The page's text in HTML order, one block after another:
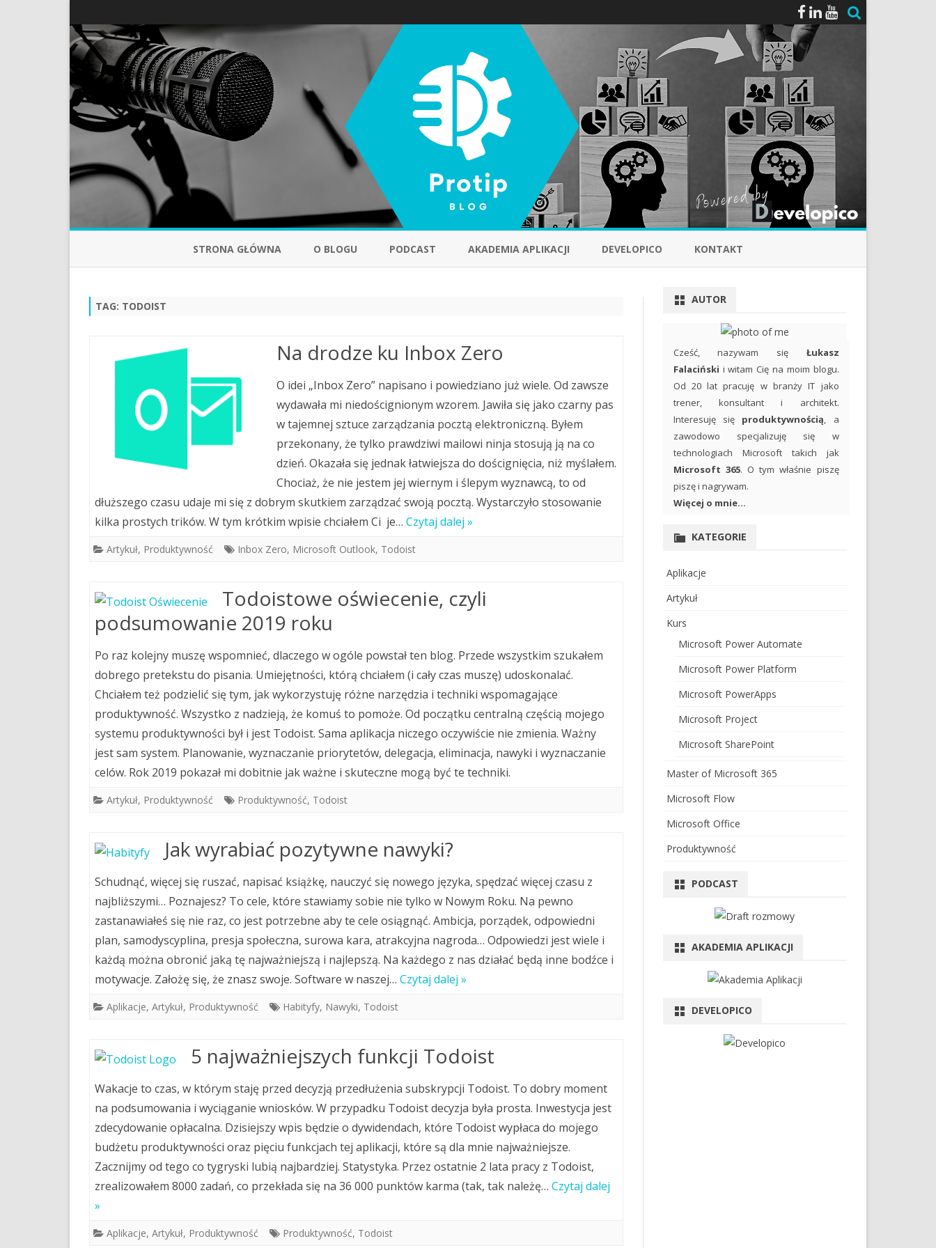
to
STRONA GŁÓWNA O BLOGU PODCAST AKADEMIA APLIKACJI DEVELOPICO KONTAKT
TAG: TODOIST
Na drodze ku Inbox Zero
O idei „Inbox Zero” napisano i powiedziano już wiele. Od zawsze
wydawała mi niedoścignionym wzorem. Jawiła się jako czarny pas
w tajemnej sztuce zarządzania pocztą elektroniczną. Byłem
przekonany, że tylko prawdziwi mailowi ninja stosują ją na co
dzień. Okazała się jednak łatwiejsza do doścignięcia, niż myślałem.
Chociaż, że nie jestem jej wiernym i ślepym wyznawcą, to od
dłuższego czasu udaje mi się z dobrym skutkiem zarządzać swoją pocztą. Wystarczyło stosowanie
kilka prostych trików. W tym krótkim wpisie chciałem Ci je… Czytaj dalej »
Artykuł, Produktywność Inbox Zero, Microsoft Outlook, Todoist
Todoistowe oświecenie, czyli
podsumowanie 2019 roku
Po raz kolejny muszę wspomnieć, dlaczego w ogóle powstał ten blog. Przede wszystkim szukałem
dobrego pretekstu do pisania. Umiejętności, którą chciałem (i cały czas muszę) udoskonalać.
Chciałem też podzielić się tym, jak wykorzystuję różne narzędzia i techniki wspomagające
produktywność. Wszystko z nadzieją, że komuś to pomoże. Od początku centralną częścią mojego
systemu produktywności był i jest Todoist. Sama aplikacja niczego oczywiście nie zmienia. Ważny
jest sam system. Planowanie, wyznaczanie priorytetów, delegacja, eliminacja, nawyki i wyznaczanie
celów. Rok 2019 pokazał mi dobitnie jak ważne i skuteczne mogą być te techniki.
Artykuł, Produktywność Produktywność, Todoist
Jak wyrabiać pozytywne nawyki?
Schudnąć, więcej się ruszać, napisać książkę, nauczyć się nowego języka, spędzać więcej czasu z
najbliższymi… Poznajesz? To cele, które stawiamy sobie nie tylko w Nowym Roku. Na pewno
zastanawiałeś się nie raz, co jest potrzebne aby te cele osiągnąć. Ambicja, porządek, odpowiedni
plan, samodyscyplina, presja społeczna, surowa kara, atrakcyjna nagroda… Odpowiedzi jest wiele i
każdą można obronić jaką tę najważniejszą i najlepszą. Na każdego z nas działać będą inne bodźce i
motywacje. Założę się, że znasz swoje. Software w naszej… Czytaj dalej »
Aplikacje, Artykuł, Produktywność Habityfy, Nawyki, Todoist
5 najważniejszych funkcji Todoist
Wakacje to czas, w którym staję przed decyzją przedłużenia subskrypcji Todoist. To dobry moment
na podsumowania i wyciąganie wniosków. W przypadku Todoist decyzja była prosta. Inwestycja jest
zdecydowanie opłacalna. Dzisiejszy wpis będzie o dywidendach, które Todoist wypłaca do mojego
budżetu produktywności oraz pięciu funkcjach tej aplikacji, które są dla mnie najważniejsze.
Zacznijmy od tego co tygryski lubią najbardziej. Statystyka. Przez ostatnie 2 lata pracy z Todoist,
zrealizowałem 8000 zadań, co przekłada się na 36 000 punktów karma (tak, tak należę… Czytaj dalej
»
Aplikacje, Artykuł, Produktywność Produktywność, Todoist
AUTOR
Cześć, nazywam się Łukasz
Falaciński i witam Cię na moim blogu.
Od 20 lat pracuję w branży IT jako
trener, konsultant i architekt.
Interesuję się produktywnością, a
zawodowo specjalizuję się w
technologiach Microsoft takich jak
Microsoft 365. O tym właśnie piszę
piszę i nagrywam.
Więcej o mnie...
KATEGORIE
Aplikacje
Artykuł
Kurs
Microsoft Power Automate
Microsoft Power Platform
Microsoft PowerApps
Microsoft Project
Microsoft SharePoint
Master of Microsoft 365
Microsoft Flow
Microsoft Office
Produktywność
PODCAST
AKADEMIA APLIKACJI
DEVELOPICO